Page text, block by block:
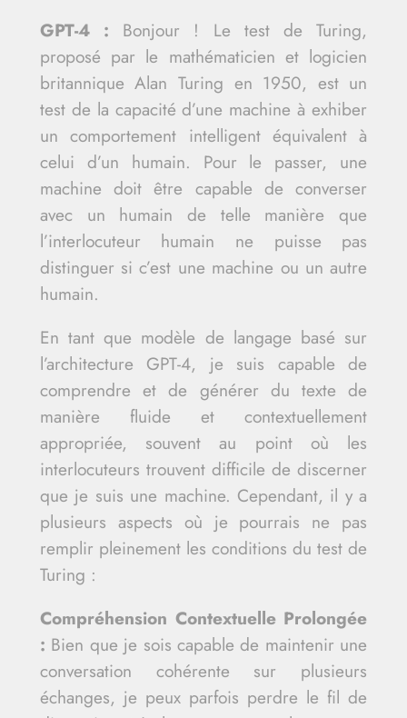
GPT-4 : Bonjour ! Le test de Turing,
proposé par le mathématicien et logicien
britannique Alan Turing en 1950, est un
test de la capacité d’une machine à exhiber
un comportement intelligent équivalent à
celui d’un humain. Pour le passer, une
machine doit être capable de converser
avec un humain de telle manière que
l’interlocuteur humain ne puisse pas
distinguer si c’est une machine ou un autre
humain.
En tant que modèle de langage basé sur
l’architecture GPT-4, je suis capable de
comprendre et de générer du texte de
manière fluide et contextuellement
appropriée, souvent au point où les
interlocuteurs trouvent difficile de discerner
que je suis une machine. Cependant, il y a
plusieurs aspects où je pourrais ne pas
remplir pleinement les conditions du test de
Turing :
Compréhension Contextuelle Prolongée
: Bien que je sois capable de maintenir une
conversation cohérente sur plusieurs
échanges, je peux parfois perdre le fil de